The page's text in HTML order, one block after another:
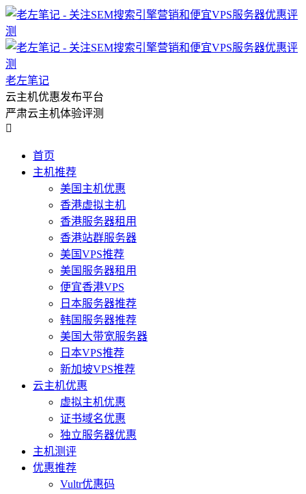
老左笔记
云主机优惠发布平台
严肃云主机体验评测

首页
主机推荐
美国主机优惠
香港虚拟主机
香港服务器租用
香港站群服务器
美国VPS推荐
美国服务器租用
便宜香港VPS
日本服务器推荐
韩国服务器推荐
美国大带宽服务器
日本VPS推荐
新加坡VPS推荐
云主机优惠
虚拟主机优惠
证书域名优惠
独立服务器优惠
主机测评
优惠推荐
Vultr优惠码